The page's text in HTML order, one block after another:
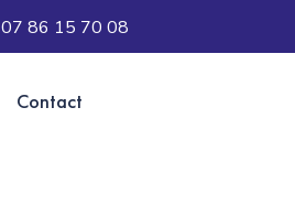
07 86 15 70 08
Contact